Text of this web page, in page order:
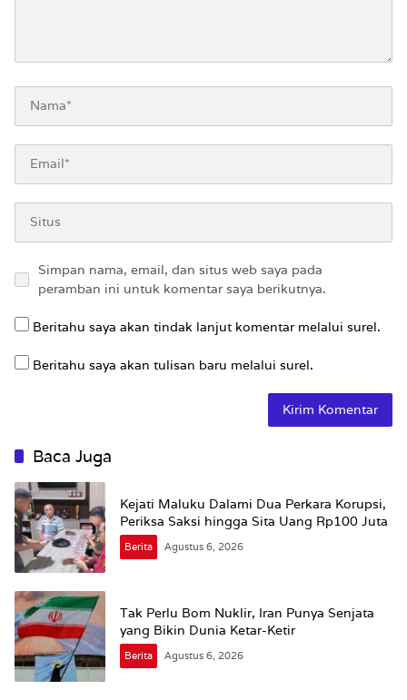
Simpan nama, email, dan situs web saya pada
peramban ini untuk komentar saya berikutnya.
Beritahu saya akan tindak lanjut komentar melalui surel.
Beritahu saya akan tulisan baru melalui surel.
Baca Juga
Kejati Maluku Dalami Dua Perkara Korupsi,
Periksa Saksi hingga Sita Uang Rp100 Juta
Berita Agustus 6, 2026
Tak Perlu Bom Nuklir, Iran Punya Senjata
yang Bikin Dunia Ketar-Ketir
Berita Agustus 6, 2026